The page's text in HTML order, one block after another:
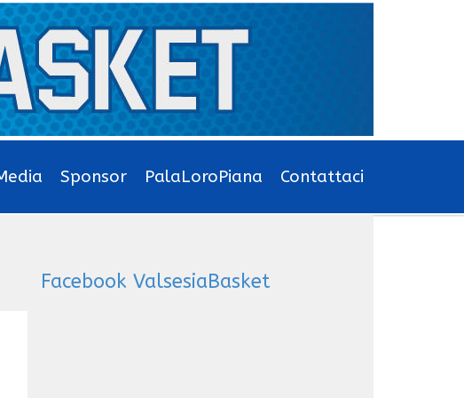
Sponsor PalaLoroPiana Contattaci
Facebook ValsesiaBasket